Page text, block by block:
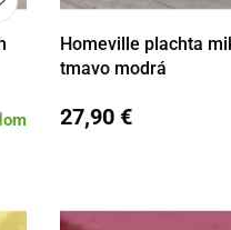
Detail
Homeville plachta
tmavo modrá
27,90 €